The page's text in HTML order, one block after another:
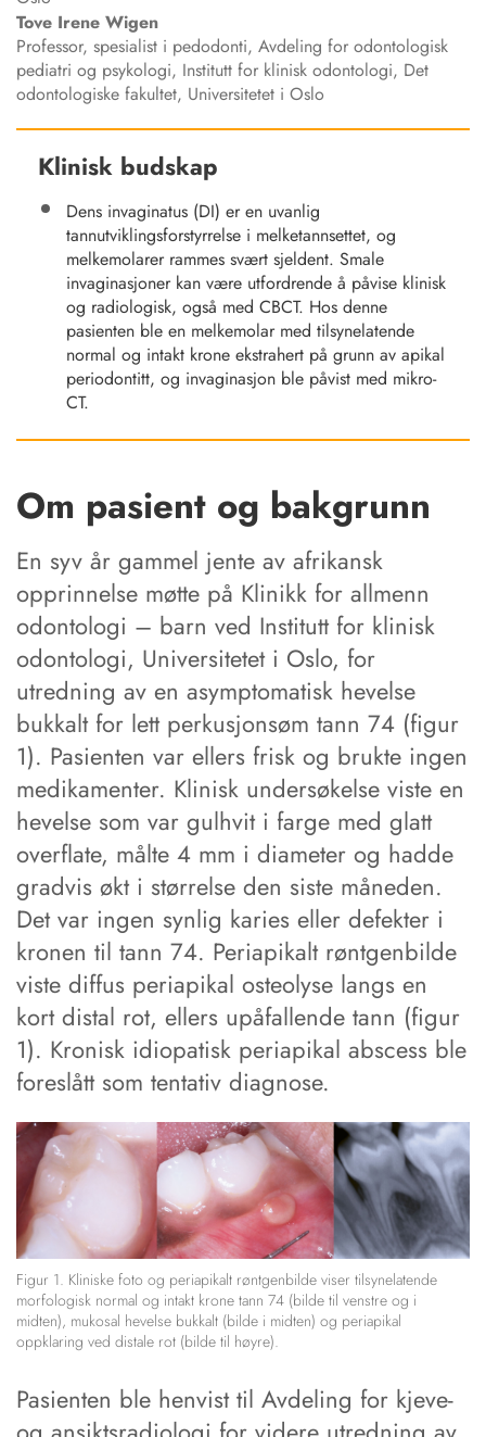
Tove Irene Wigen
Professor, spesialist i pedodonti, Avdeling for odontologisk
pediatri og psykologi, Institutt for klinisk odontologi, Det
odontologiske fakultet, Universitetet i Oslo
Klinisk budskap
Dens invaginatus (DI) er en uvanlig
tannutviklingsforstyrrelse i melketannsettet, og
melkemolarer rammes svært sjeldent. Smale
invaginasjoner kan være utfordrende å påvise klinisk
og radiologisk, også med CBCT. Hos denne
pasienten ble en melkemolar med tilsynelatende
normal og intakt krone ekstrahert på grunn av apikal
periodontitt, og invaginasjon ble påvist med mikro-
CT.
Om pasient og bakgrunn
En syv år gammel jente av afrikansk
opprinnelse møtte på Klinikk for allmenn
odontologi – barn ved Institutt for klinisk
odontologi, Universitetet i Oslo, for
utredning av en asymptomatisk hevelse
bukkalt for lett perkusjonsøm tann 74 (figur
1). Pasienten var ellers frisk og brukte ingen
medikamenter. Klinisk undersøkelse viste en
hevelse som var gulhvit i farge med glatt
overflate, målte 4 mm i diameter og hadde
gradvis økt i størrelse den siste måneden.
Det var ingen synlig karies eller defekter i
kronen til tann 74. Periapikalt røntgenbilde
viste diffus periapikal osteolyse langs en
kort distal rot, ellers upåfallende tann (figur
1). Kronisk idiopatisk periapikal abscess ble
foreslått som tentativ diagnose.
Figur 1. Kliniske foto og periapikalt røntgenbilde viser tilsynelatende
morfologisk normal og intakt krone tann 74 (bilde til venstre og i
midten), mukosal hevelse bukkalt (bilde i midten) og periapikal
oppklaring ved distale rot (bilde til høyre).
Pasienten ble henvist til Avdeling for kjeve-